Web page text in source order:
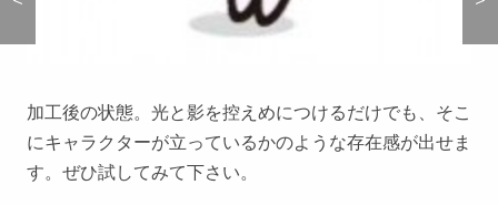
加工後の状態。光と影を控えめにつけるだけでも、そこ
にキャラクターが立っているかのような存在感が出せま
す。ぜひ試してみて下さい。